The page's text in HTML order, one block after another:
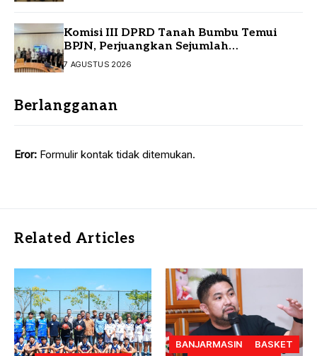
Komisi III DPRD Tanah Bumbu Temui
BPJN, Perjuangkan Sejumlah
Infrastruktur Strategis
7 AGUSTUS 2026
Berlangganan
Eror: Formulir kontak tidak ditemukan.
Related Articles
BANJARMASIN
BASKET